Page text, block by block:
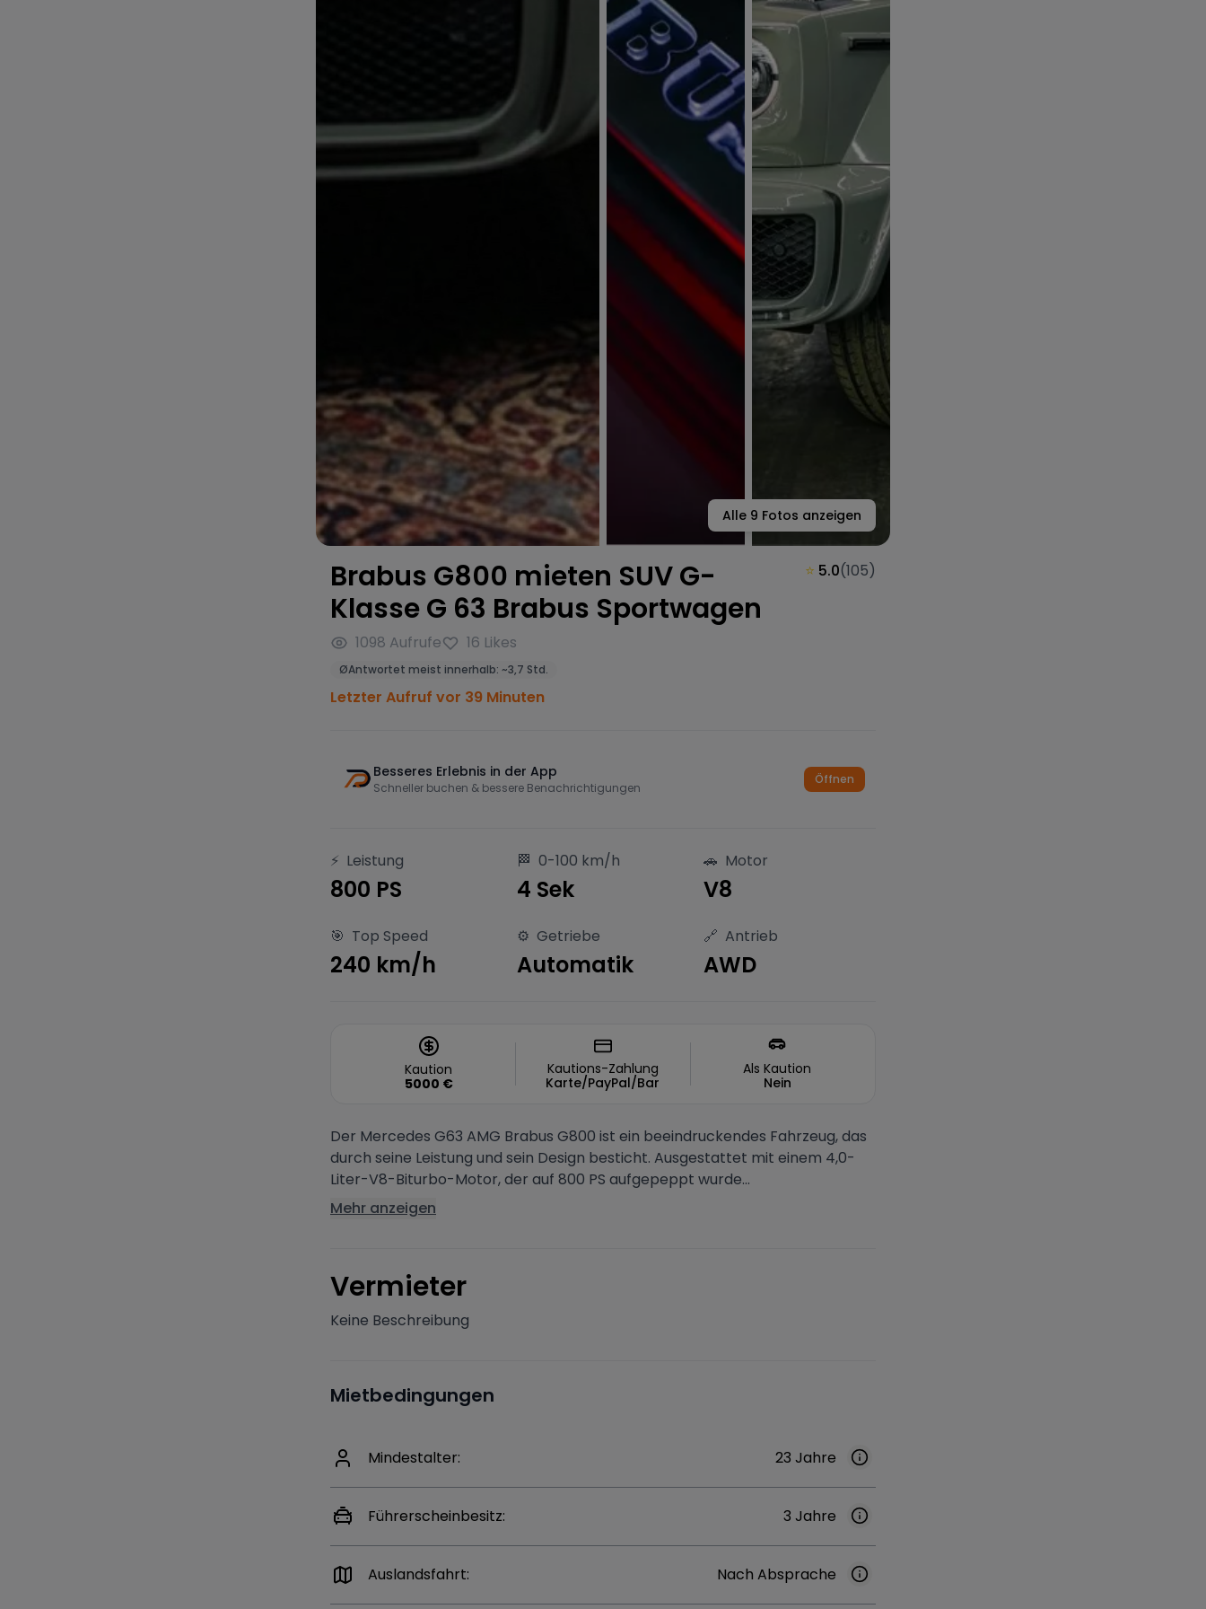
Alle 9 Fotos anzeigen
Brabus G800 mieten SUV G-
Klasse G 63 Brabus Sportwagen
1098 Aufrufe 16 Likes
ØAntwortet meist innerhalb: ~3,7 Std.
⭐ 5.0(105)
Letzter Aufruf vor 39 Minuten
Besseres Erlebnis in der App
Schneller buchen & bessere Benachrichtigungen
Öffnen
⚡ Leistung
800 PS
🏁 0-100 km/h
4 Sek
🚗 Motor
V8
🎯 Top Speed
240 km/h
⚙️ Getriebe
Automatik
🔗 Antrieb
AWD
Kaution
5000 €
Kautions-Zahlung
Karte/PayPal/Bar
Als Kaution
Nein
Der Mercedes G63 AMG Brabus G800 ist ein beeindruckendes Fahrzeug, das
durch seine Leistung und sein Design besticht. Ausgestattet mit einem 4,0-
Liter-V8-Biturbo-Motor, der auf 800 PS aufgepeppt wurde...
Mehr anzeigen
Vermieter
Keine Beschreibung
Mietbedingungen
Mindestalter: 23 Jahre
Führerscheinbesitz: 3 Jahre
Auslandsfahrt: Nach Absprache